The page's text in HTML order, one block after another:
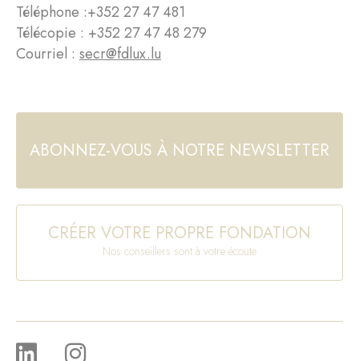
Téléphone :+352 27 47 481
Télécopie : +352 27 47 48 279
Courriel : secr@fdlux.lu
ABONNEZ-VOUS À NOTRE NEWSLETTER
CRÉER VOTRE PROPRE FONDATION
Nos conseillers sont à votre écoute